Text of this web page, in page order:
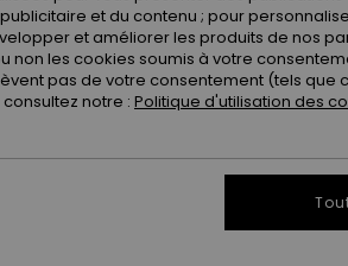
XS
et du contenu ; pour
et améliorer les produits de nos
les cookies soumis à votre
pas de votre consentement (tels que
notre : Politique d'utilisation des